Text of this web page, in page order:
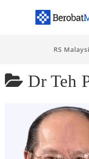
RS
Dr Teh